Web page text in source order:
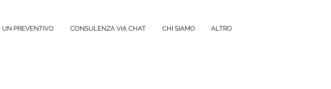
UN PREVENTIVO CONSULENZA VIA CHAT CHI SIAMO ALTRO